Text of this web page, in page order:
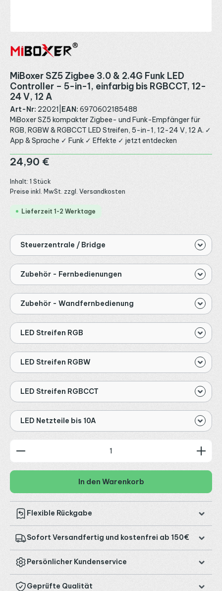
MiBoxer SZ5 Zigbee 3.0 & 2.4G Funk LED
Controller – 5-in-1, einfarbig bis RGBCCT, 12-
24 V, 12 A
Art-Nr: 22021 EAN: 6970602185488
MiBoxer SZ5 kompakter Zigbee- und Funk-Empfänger für
RGB, RGBW & RGBCCT LED Streifen, 5-in-1, 12-24 V, 12 A. ✓
App & Sprache ✓ Funk ✓ Effekte ✓ jetzt entdecken
Regulärer Preis:
24,90 €
Inhalt: 1 Stück
Preise inkl. MwSt. zzgl. Versandkosten
Lieferzeit 1-2 Werktage
Steuerzentrale / Bridge
Zubehör - Fernbedienungen
Zubehör - Wandfernbedienung
LED Streifen RGB
LED Streifen RGBW
LED Streifen RGBCCT
LED Netzteile bis 10A
Produkt Anzahl: Gib den gewünschten Wert ein
In den Warenkorb
Flexible Rückgabe
Sofort Versandfertig und kostenfrei ab 150€
Persönlicher Kundenservice
Geprüfte Qualität